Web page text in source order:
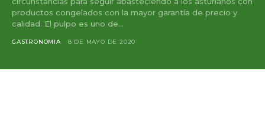
productos congelados con la mayor garantía de precio y
calidad. El pulpo es uno de...
GASTRONOMIA 8 DE MAYO DE 2020